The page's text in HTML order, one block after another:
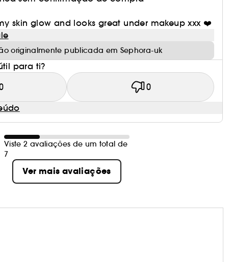
skin glow and looks great under makeup xxx ❤️
originalmente publicada em Sephora-uk
para ti?
0
Viste 2 avaliações de um total de
7
Ver mais avaliações